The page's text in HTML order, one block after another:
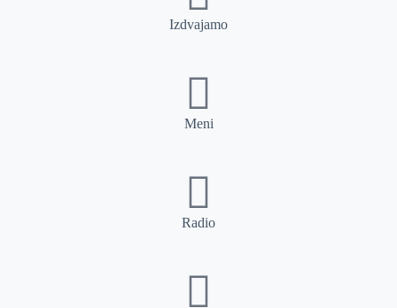
Izdvajamo
Meni
Radio